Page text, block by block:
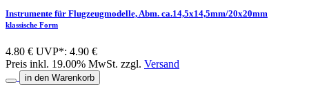
Instrumente für Flugzeugmodelle, Abm. ca.14,5x14,5mm/20x20mm
klassische Form
4.80 € UVP*: 4.90 €
Preis inkl. 19.00% MwSt. zzgl. Versand
in den Warenkorb